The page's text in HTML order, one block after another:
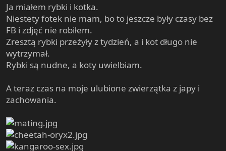
Ja miałem rybki i kotka.
Niestety fotek nie mam, bo to jeszcze były czasy bez
FB i zdjęć nie robiłem.
Zresztą rybki przeżyły z tydzień, a i kot długo nie
wytrzymał.
Rybki są nudne, a koty uwielbiam.
A teraz czas na moje ulubione zwierzątka z japy i
zachowania.